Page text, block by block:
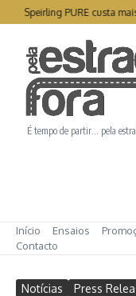
Ir para o conteúdo
Speirling PURE custa mais
É tempo de partir… pela
Início Ensaios
Contacto
Notícias Press